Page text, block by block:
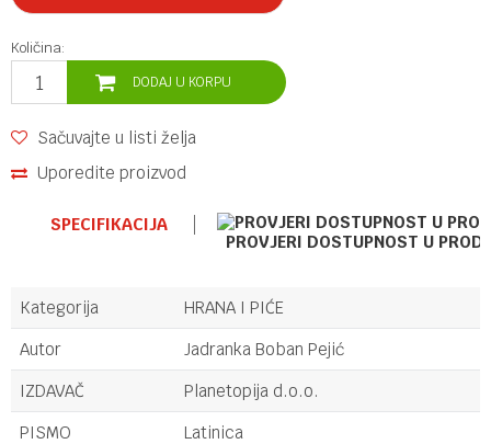
Količina:
DODAJ U KORPU
Sačuvajte u listi želja
Uporedite proizvod
SPECIFIKACIJA
PROVJERI DOSTUPNOST U
Kategorija
HRANA I PIĆE
Autor
Jadranka Boban Pejić
IZDAVAČ
Planetopija d.o.o.
PISMO
Latinica